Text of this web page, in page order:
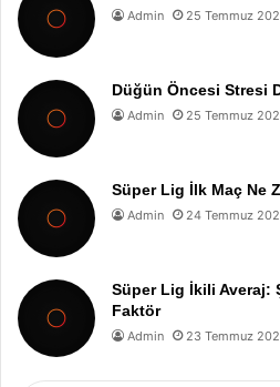
Admin 25 Temmuz
Düğün Öncesi Stresi
Admin 25 Temmuz
Süper Lig İlk Maç Ne
Admin 24 Temmuz
Süper Lig İkili Averaj:
Faktör
Admin 23 Temmuz